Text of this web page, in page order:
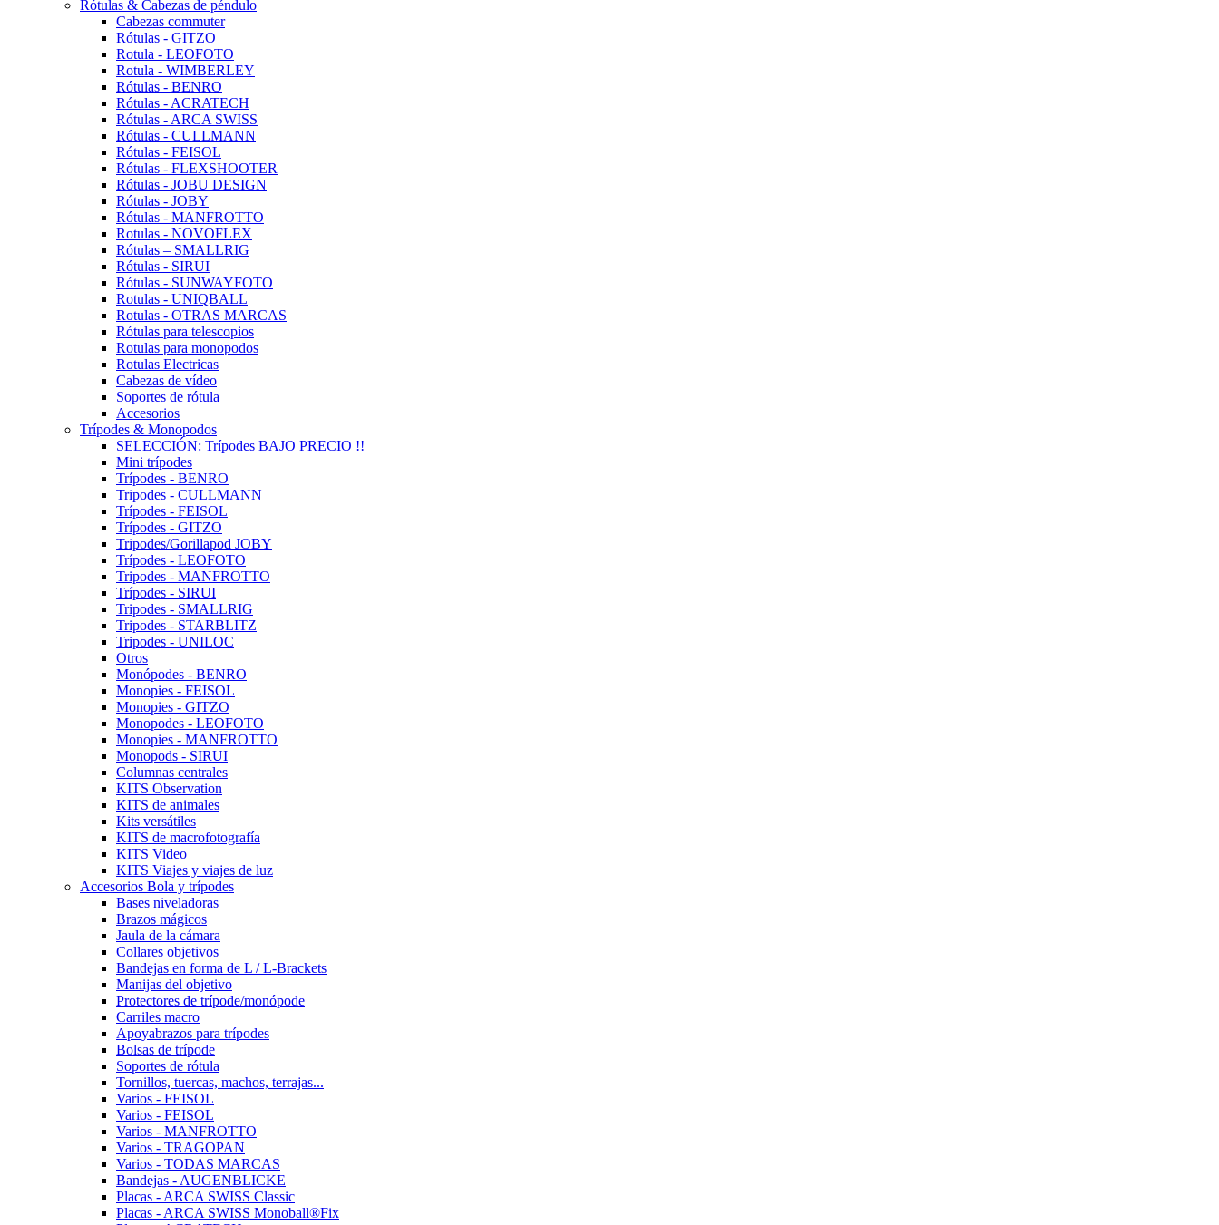
Rótulas & Cabezas de péndulo
Cabezas commuter
Rótulas - GITZO
Rotula - LEOFOTO
Rotula - WIMBERLEY
Rótulas - BENRO
Rótulas - ACRATECH
Rótulas - ARCA SWISS
Rótulas - CULLMANN
Rótulas - FEISOL
Rótulas - FLEXSHOOTER
Rótulas - JOBU DESIGN
Rótulas - JOBY
Rótulas - MANFROTTO
Rotulas - NOVOFLEX
Rótulas – SMALLRIG
Rótulas - SIRUI
Rótulas - SUNWAYFOTO
Rotulas - UNIQBALL
Rotulas - OTRAS MARCAS
Rótulas para telescopios
Rotulas para monopodos
Rotulas Electricas
Cabezas de vídeo
Soportes de rótula
Accesorios
Trípodes & Monopodos
SELECCIÓN: Trípodes BAJO PRECIO !!
Mini trípodes
Trípodes - BENRO
Tripodes - CULLMANN
Trípodes - FEISOL
Trípodes - GITZO
Tripodes/Gorillapod JOBY
Trípodes - LEOFOTO
Tripodes - MANFROTTO
Trípodes - SIRUI
Tripodes - SMALLRIG
Tripodes - STARBLITZ
Tripodes - UNILOC
Otros
Monópodes - BENRO
Monopies - FEISOL
Monopies - GITZO
Monopodes - LEOFOTO
Monopies - MANFROTTO
Monopods - SIRUI
Columnas centrales
KITS Observation
KITS de animales
Kits versátiles
KITS de macrofotografía
KITS Video
KITS Viajes y viajes de luz
Accesorios Bola y trípodes
Bases niveladoras
Brazos mágicos
Jaula de la cámara
Collares objetivos
Bandejas en forma de L / L-Brackets
Manijas del objetivo
Protectores de trípode/monópode
Carriles macro
Apoyabrazos para trípodes
Bolsas de trípode
Soportes de rótula
Tornillos, tuercas, machos, terrajas...
Varios - FEISOL
Varios - FEISOL
Varios - MANFROTTO
Varios - TRAGOPAN
Varios - TODAS MARCAS
Bandejas - AUGENBLICKE
Placas - ARCA SWISS Classic
Placas - ARCA SWISS Monoball®Fix